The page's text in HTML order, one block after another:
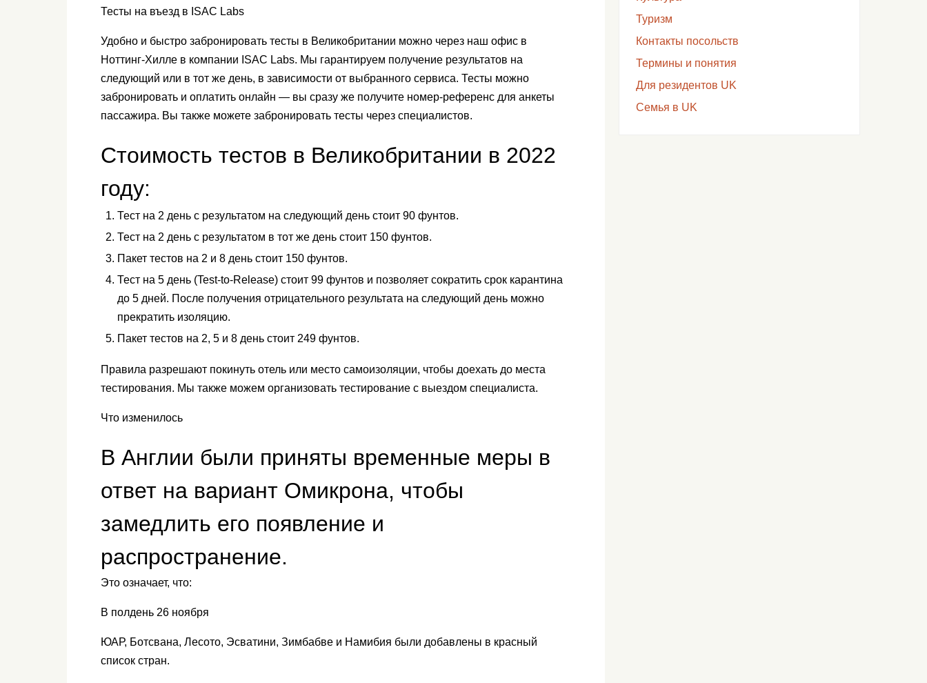
Тесты на въезд в ISAC Labs
Удобно и быстро забронировать тесты в Великобритании можно через наш офис в
Ноттинг-Хилле в компании ISAC Labs. Мы гарантируем получение результатов на
следующий или в тот же день, в зависимости от выбранного сервиса. Тесты можно
забронировать и оплатить онлайн — вы сразу же получите номер-референс для анкеты
пассажира. Вы также можете забронировать тесты через специалистов.
Стоимость тестов в Великобритании в 2022
году:
Тест на 2 день с результатом на следующий день стоит 90 фунтов.
Тест на 2 день с результатом в тот же день стоит 150 фунтов.
Пакет тестов на 2 и 8 день стоит 150 фунтов.
Тест на 5 день (Test-to-Release) стоит 99 фунтов и позволяет сократить срок карантина
до 5 дней. После получения отрицательного результата на следующий день можно
прекратить изоляцию.
Пакет тестов на 2, 5 и 8 день стоит 249 фунтов.
Правила разрешают покинуть отель или место самоизоляции, чтобы доехать до места
тестирования. Мы также можем организовать тестирование с выездом специалиста.
Что изменилось
В Англии были приняты временные меры в
ответ на вариант Омикрона, чтобы
замедлить его появление и
распространение.
Это означает, что:
В полдень 26 ноября
ЮАР, Ботсвана, Лесото, Эсватини, Зимбабве и Намибия были добавлены в красный
список стран.
Туризм
Контакты посольств
Термины и понятия
Для резидентов UK
Семья в UK